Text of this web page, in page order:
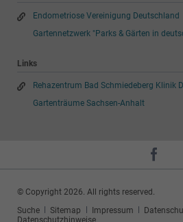
Endometriose Vereinigung Deutschland
Gartennetzwerk "Parks & Gärten in
Links
Rehazentrum Bad Schmiedeberg Klinik
Gartenträume Sachsen-Anhalt
© Copyright 2026. All rights reserved.
Navigation
überspringen
Suche Sitemap Impressum
Datenschutzhinweise